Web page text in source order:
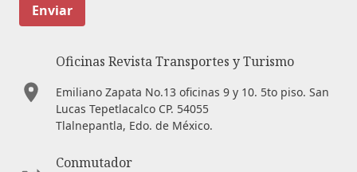
Enviar
Oficinas Revista Transportes y Turismo
Emiliano Zapata No.13 oficinas 9 y 10. 5to piso. San
Lucas Tepetlacalco CP. 54055
Tlalnepantla, Edo. de México.
Conmutador